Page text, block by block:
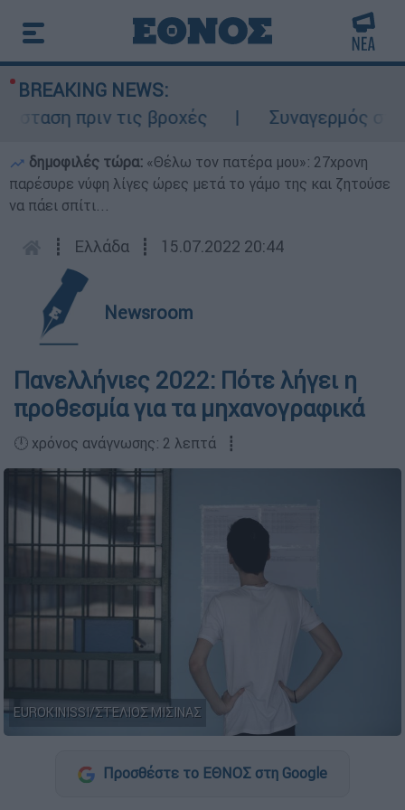
BREAKING NEWS:
πριν τις βροχές
Συναγερμός στον
δημοφιλές τώρα: «Θέλω τον πατέρα μου»: 27χρονη
παρέσυρε νύφη λίγες ώρες μετά το γάμο της και ζητούσε
να πάει σπίτι...
┋ Ελλάδα ┋ 15.07.2022 20:44
Newsroom
Πανελλήνιες 2022: Πότε λήγει η
προθεσμία για τα μηχανογραφικά
🕛 χρόνος ανάγνωσης: 2 λεπτά ┋
EUROKINISSI/ΣΤΕΛΙΟΣ ΜΙΣΙΝΑΣ
Προσθέστε το ΕΘΝΟΣ στη Google